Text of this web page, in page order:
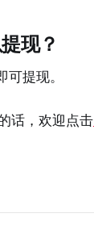
现？
提现。
话，欢迎点击